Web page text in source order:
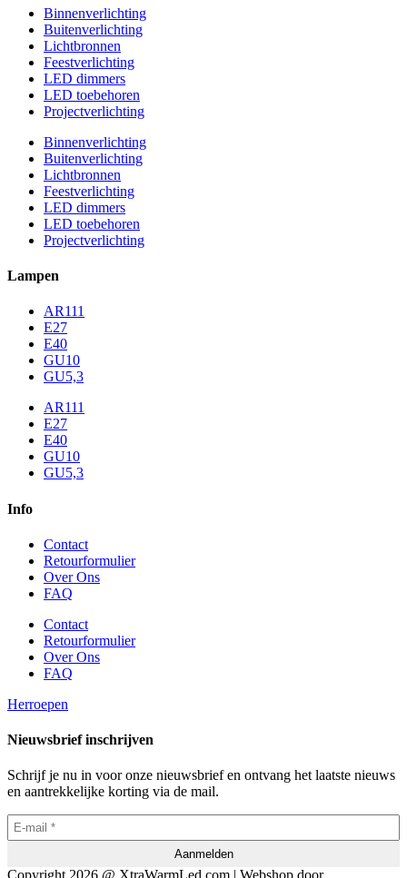
Binnenverlichting
Buitenverlichting
Lichtbronnen
Feestverlichting
LED dimmers
LED toebehoren
Projectverlichting
Binnenverlichting
Buitenverlichting
Lichtbronnen
Feestverlichting
LED dimmers
LED toebehoren
Projectverlichting
Lampen
AR111
E27
E40
GU10
GU5,3
AR111
E27
E40
GU10
GU5,3
Info
Contact
Retourformulier
Over Ons
FAQ
Contact
Retourformulier
Over Ons
FAQ
Herroepen
Nieuwsbrief inschrijven
Schrijf je nu in voor onze nieuwsbrief en ontvang het laatste nieuws
en aantrekkelijke korting via de mail.